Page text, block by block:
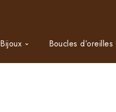
Bijoux Boucles d’oreilles